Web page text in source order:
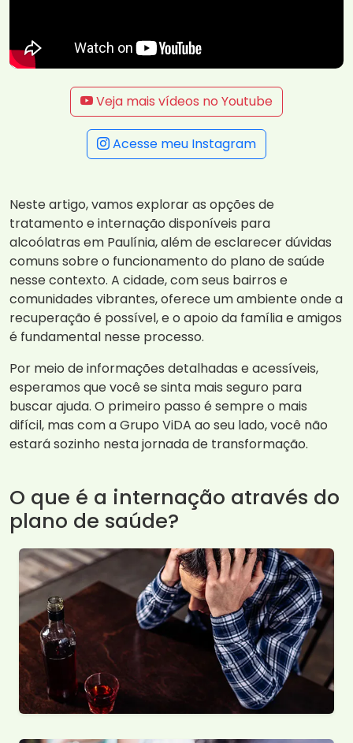
Veja mais vídeos no Youtube
Acesse meu Instagram
Neste artigo, vamos explorar as opções de
tratamento e internação disponíveis para
alcoólatras em Paulínia, além de esclarecer dúvidas
comuns sobre o funcionamento do plano de saúde
nesse contexto. A cidade, com seus bairros e
comunidades vibrantes, oferece um ambiente onde a
recuperação é possível, e o apoio da família e amigos
é fundamental nesse processo.
Por meio de informações detalhadas e acessíveis,
esperamos que você se sinta mais seguro para
buscar ajuda. O primeiro passo é sempre o mais
difícil, mas com a Grupo ViDA ao seu lado, você não
estará sozinho nesta jornada de transformação.
O que é a internação através do
plano de saúde?